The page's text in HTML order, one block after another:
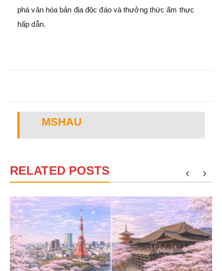
phá văn hóa bản địa độc đáo và thưởng thức ẩm thực
hấp dẫn.
MSHAU
RELATED POSTS